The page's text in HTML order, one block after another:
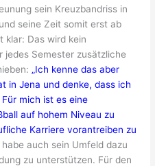
sein Kreuzbandriss in
seine Zeit somit erst ab
klar: Das wird kein
jedes Semester zusätzliche
„Ich kenne das aber
in Jena und denke, dass ich
mich ist es eine
auf hohem Niveau zu
Karriere vorantreiben zu
auch sein Umfeld dazu
zu unterstützen. Für den